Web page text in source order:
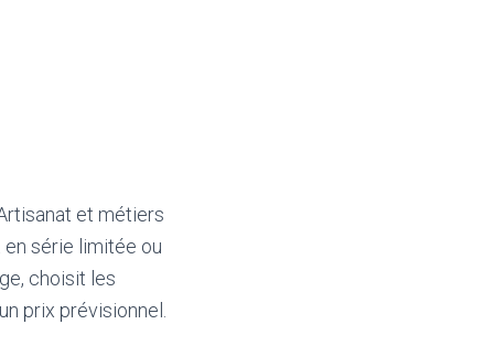
et métiers
en série limitée ou
choisit les
prix prévisionnel.